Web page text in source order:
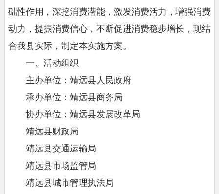
础性作用，深挖消费潜能，激发消费活力，增强消费
动力，提振消费信心，不断促进消费稳步增长，现结
合我县实际，制定本实施方案。
一、活动组织
主办单位：靖远县人民政府
承办单位：靖远县商务局
协办单位：靖远县发展改革局
靖远县财政局
靖远县交通运输局
靖远县市场监管局
靖远县城市管理执法局